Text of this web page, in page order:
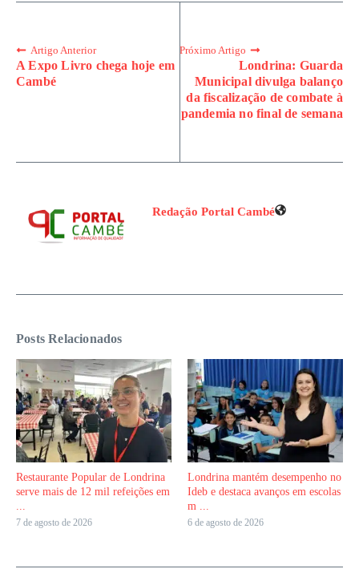
Artigo Anterior
A Expo Livro chega hoje em
Cambé
Próximo Artigo
Londrina: Guarda
Municipal divulga balanço
da fiscalização de combate à
pandemia no final de semana
Redação Portal Cambé
Posts Relacionados
Restaurante Popular de Londrina
serve mais de 12 mil refeições em
...
7 de agosto de 2026
Londrina mantém desempenho no
Ideb e destaca avanços em escolas
m ...
6 de agosto de 2026